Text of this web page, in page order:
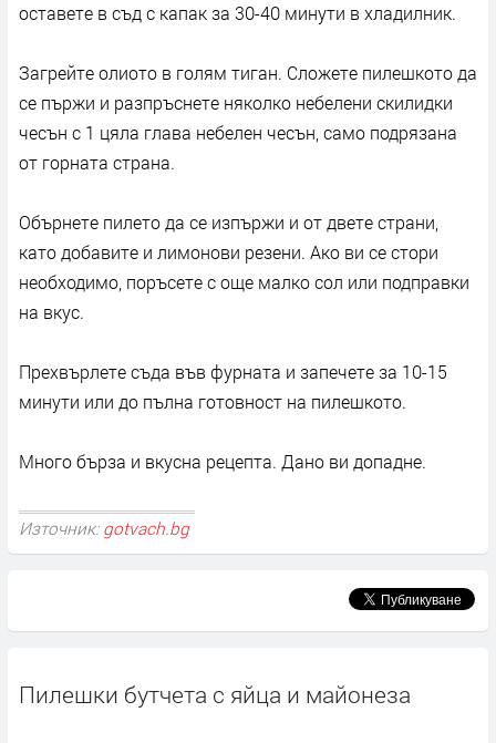
оставете в съд с капак за 30-40 минути в хладилник.
Загрейте олиото в голям тиган. Сложете пилешкото да
се пържи и разпръснете няколко небелени скилидки
чесън с 1 цяла глава небелен чесън, само подрязана
от горната страна.
Обърнете пилето да се изпържи и от двете страни,
като добавите и лимонови резени. Ако ви се стори
необходимо, поръсете с още малко сол или подправки
на вкус.
Прехвърлете съда във фурната и запечете за 10-15
минути или до пълна готовност на пилешкото.
Много бърза и вкусна рецепта. Дано ви допадне.
Източник: gotvach.bg
Пилешки бутчета с яйца и майонеза